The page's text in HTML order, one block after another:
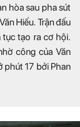
hòa sau pha sút
Hiếu. Trận đấu
tục tạo ra cơ hội.
công của Văn
phút 17 bởi Phan